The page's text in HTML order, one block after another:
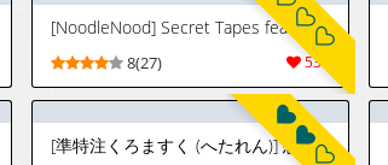
[NoodleNood] Secret Tapes feat. Promeia (Zenless Zone Zero)[Chinese]
531
8(27)
[準特注くろますく (へたれん)] 想いと溢れて狂い咲く+おまけ (ゼンレスゾーンゼロ) [中国翻訳] [DL版]